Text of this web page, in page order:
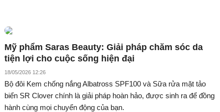
Mỹ phẩm Saras Beauty: Giải pháp chăm sóc da
tiện lợi cho cuộc sống hiện đại
18/05/2026 12:26
Bộ đôi Kem chống nắng Albatross SPF100 và Sữa rửa mặt tảo
biển SR Clover chính là giải pháp hoàn hảo, được sinh ra để đồng
hành cùng mọi chuyển động của bạn.